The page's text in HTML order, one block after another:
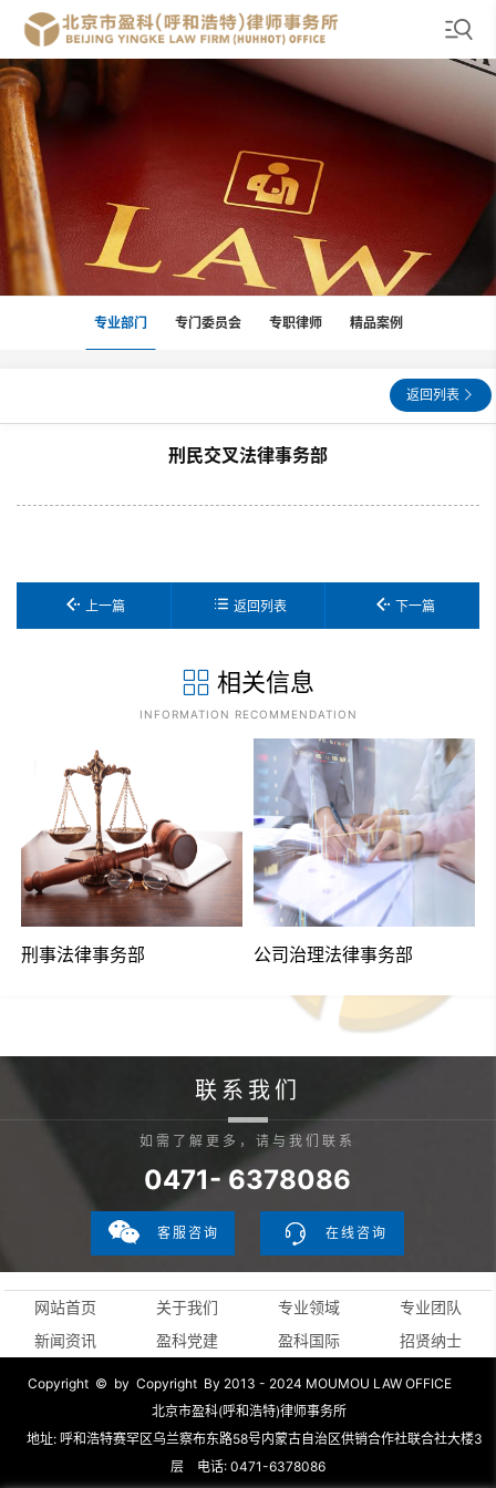
专业部门 专门委员会 专职律师 精品案例
返回列表
刑民交叉法律事务部
上一篇 返回列表 下一篇
相关信息
INFORMATION RECOMMENDATION
刑事法律事务部 公司治理法律事务部
联系我们
如需了解更多，请与我们联系
0471- 6378086
客服咨询 在线咨询
网站首页 关于我们 专业领域
专业团队
新闻资讯
盈科党建 盈科国际 招贤纳士
Copyright © by Copyright By 2013 - 2024 MOUMOU LAW OFFICE
北京市盈科(呼和浩特)律师事务所
地址: 呼和浩特赛罕区乌兰察布东路58号内蒙古自治区供销合作社联合社大楼3
层 电话: 0471-6378086